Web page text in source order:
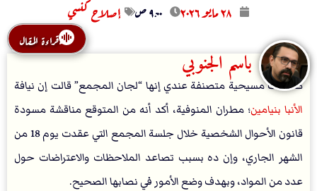
۲۸ مايو ۲۰۲٦ ۹:۰۰ ص إصلاح كنسي
قراءة المقال
باسم الجنوبي
صفحات مسيحية متصنفة عندي إنها “لجان المجمع” قالت إن نيافة
الأنبا بنيامين؛ مطران المنوفية، أكد أنه من المتوقع مناقشة مسودة
قانون اﻷحوال الشخصية خلال جلسة المجمع التي عقدت يوم 18 من
الشهر الجاري، وإن ده بسبب تصاعد الملاحظات والاعتراضات حول
عدد من المواد، وبهدف وضع الأمور في نصابها الصحيح.